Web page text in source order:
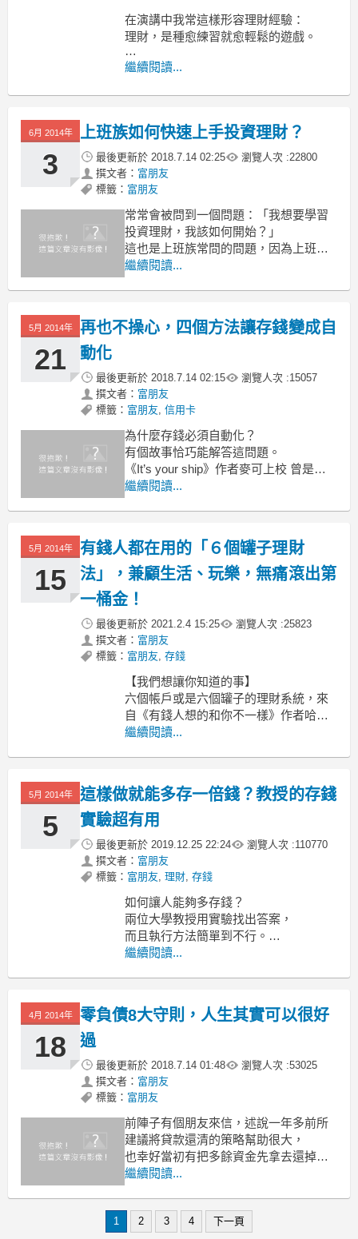
在演講中我常這樣形容理財經驗：
理財，是種愈練習就愈輕鬆的遊戲。
當然，用「遊戲」來表達是為了讓聽眾
實際上理財可不能用遊戲的心態面對。
繼續閱讀...
6月 2014年
3
上班族如何快速上手投資理財？
最後更新於 2018.7.14 02:25 瀏覽人次 :22800
撰文者： 富朋友
標籤： 富朋友
常常會被問到一個問題：「我想要學習
投資理財，我該如何開始？」
這也是上班族常問的問題，因為上班族
白天在公司忙翻了，回家總是希望好好
如何正確開始，
這篇文章就是要幫大家快速踏上投資理
上班族要如何開始學習理財？
繼續閱讀...
5月 2014年
21
再也不操心，四個方法讓存錢變成自
動化
最後更新於 2018.7.14 02:15 瀏覽人次 :15057
撰文者： 富朋友
標籤： 富朋友, 信用卡
為什麼存錢必須自動化？
有個故事恰巧能解答這問題。
《It’s your ship》作者麥可上校 曾是美
國太平洋艦隊最年輕的艦長，
改造成最優秀的軍艦隊。
繼續閱讀...
5月 2014年
15
有錢人都在用的「６個罐子理財
法」，兼顧生活、玩樂，無痛滾出第
一桶金！
最後更新於 2021.2.4 15:25 瀏覽人次 :25823
撰文者： 富朋友
標籤： 富朋友, 存錢
【我們想讓你知道的事】
六個帳戶或是六個罐子的理財系統，來
自《有錢人想的和你不一樣》作者哈
福．艾克所設計的，他曾經在課堂上說
方法蘊藏了非常大的財務管理效用。
文 / 富朋友
剛開始我是從書中看到
繼續閱讀...
5月 2014年
5
這樣做就能多存一倍錢？教授的存錢
實驗超有用
最後更新於 2019.12.25 22:24 瀏覽人次 :110770
撰文者： 富朋友
標籤： 富朋友, 理財, 存錢
如何讓人能夠多存錢？
兩位大學教授用實驗找出答案，
而且執行方法簡單到不行。
Dilip Soman 和 Amar Cheema
繼續閱讀...
4月 2014年
18
零負債8大守則，人生其實可以很好
過
最後更新於 2018.7.14 01:48 瀏覽人次 :53025
撰文者： 富朋友
標籤： 富朋友
前陣子有個朋友來信，述說一年多前所
建議將貸款還清的策略幫助很大，
也幸好當初有把多餘資金先拿去還掉貸
款，而非用做其他用途。
繼續閱讀...
1 2 3 4 下一頁